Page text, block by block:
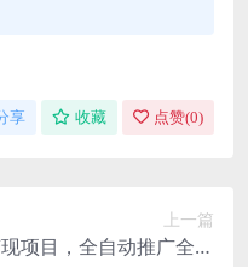
享 收藏 点赞(0)
上一篇
项目，全自动推广全自